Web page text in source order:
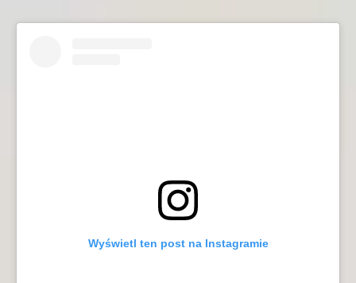
Wyświetl ten post na Instagramie